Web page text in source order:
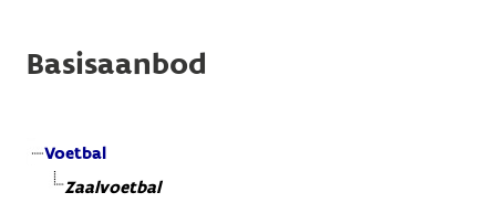
Basisaanbod
Voetbal
Zaalvoetbal